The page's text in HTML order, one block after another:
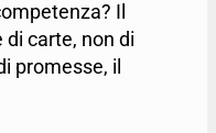
Il
carte, non di
promesse, il